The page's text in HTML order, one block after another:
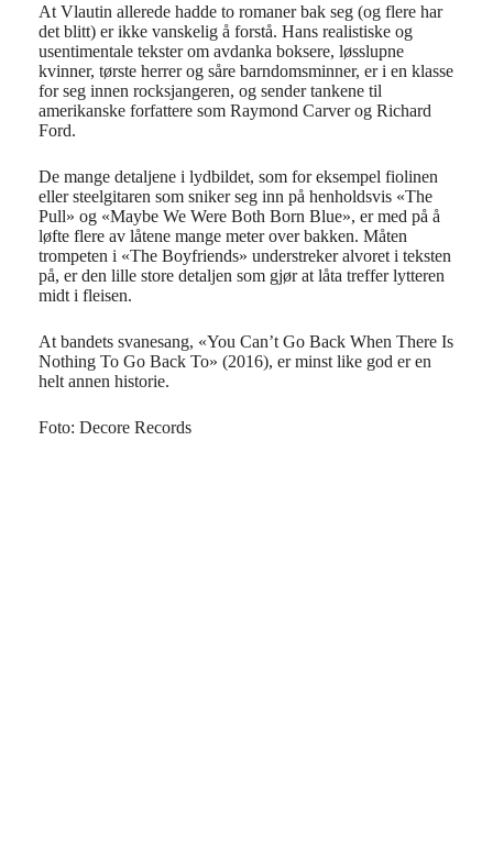
At Vlautin allerede hadde to romaner bak seg (og flere har
det blitt) er ikke vanskelig å forstå. Hans realistiske og
usentimentale tekster om avdanka boksere, løsslupne
kvinner, tørste herrer og såre barndomsminner, er i en klasse
for seg innen rocksjangeren, og sender tankene til
amerikanske forfattere som Raymond Carver og Richard
Ford.
De mange detaljene i lydbildet, som for eksempel fiolinen
eller steelgitaren som sniker seg inn på henholdsvis «The
Pull» og «Maybe We Were Both Born Blue», er med på å
løfte flere av låtene mange meter over bakken. Måten
trompeten i «The Boyfriends» understreker alvoret i teksten
på, er den lille store detaljen som gjør at låta treffer lytteren
midt i fleisen.
At bandets svanesang, «You Can’t Go Back When There Is
Nothing To Go Back To» (2016), er minst like god er en
helt annen historie.
Foto: Decore Records